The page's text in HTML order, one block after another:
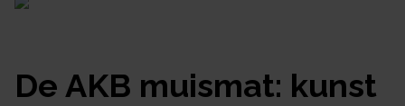
De AKB muismat: kunst